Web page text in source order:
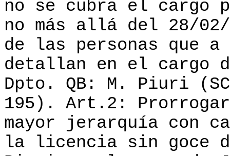
no se cubra el cargo
no más allá del 28/
de las personas que
detallan en el cargo
Dpto. QB: M. Piuri
195). Art.2:
mayor jerarquía con
la licencia sin goce